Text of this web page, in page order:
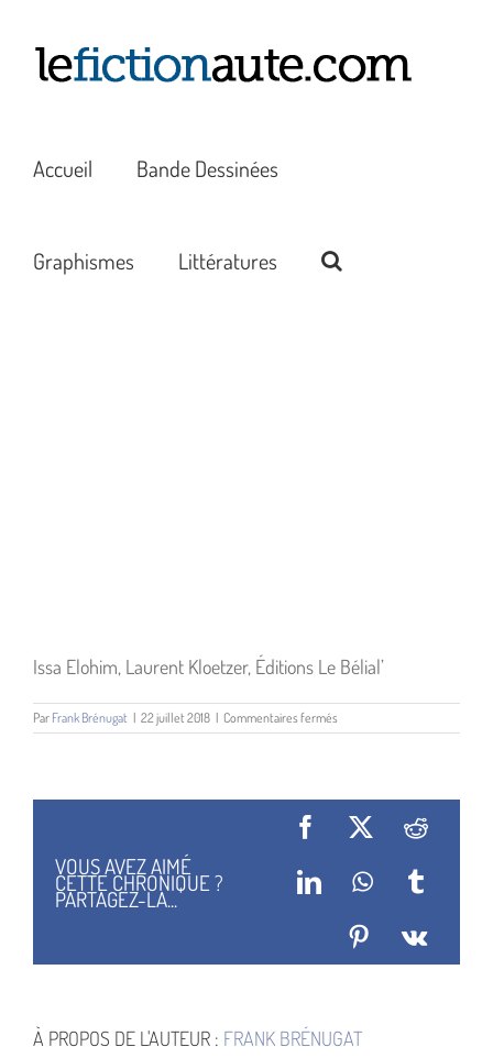
contenu
Accueil Bande Dessinées
Graphismes Littératures
Issa Elohim, Laurent Kloetzer, Éditions Le Bélial’
Par Frank Brénugat | 22 juillet 2018 | Commentaires ferméssur
ISSA
VOUS AVEZ AIMÉ
CETTE CHRONIQUE ?
PARTAGEZ-LA...
Facebook
X Reddit
LinkedInWhatsApp
Tumblr
Pinterest
Vk
À PROPOS DE L'AUTEUR : FRANK BRÉNUGAT